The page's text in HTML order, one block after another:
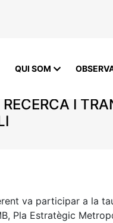
I
QUI SOM
va participar a la
Pla Estratègic